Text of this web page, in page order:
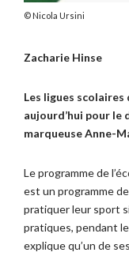
Nicola Ursini
Zacharie Hinse
Les ligues
aujourd’hui pour le
marqueuse Anne-
Le programme de
est un programme
pratiquer leur sport
pratiques, pendant
explique qu’un de